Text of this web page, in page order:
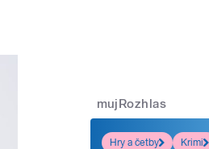
mujRozhlas
Hry a četby
Krimi